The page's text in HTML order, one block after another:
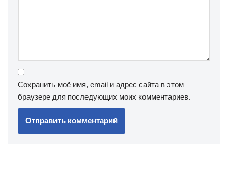
Сохранить моё имя, email и адрес сайта в этом
браузере для последующих моих комментариев.